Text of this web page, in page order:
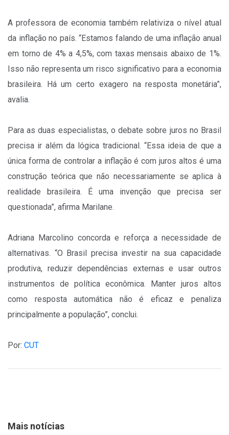
A professora de economia também relativiza o nível atual
da inflação no país. “Estamos falando de uma inflação anual
em torno de 4% a 4,5%, com taxas mensais abaixo de 1%.
Isso não representa um risco significativo para a economia
brasileira. Há um certo exagero na resposta monetária”,
avalia.
Para as duas especialistas, o debate sobre juros no Brasil
precisa ir além da lógica tradicional. “Essa ideia de que a
única forma de controlar a inflação é com juros altos é uma
construção teórica que não necessariamente se aplica à
realidade brasileira. É uma invenção que precisa ser
questionada”, afirma Marilane.
Adriana Marcolino concorda e reforça a necessidade de
alternativas. “O Brasil precisa investir na sua capacidade
produtiva, reduzir dependências externas e usar outros
instrumentos de política econômica. Manter juros altos
como resposta automática não é eficaz e penaliza
principalmente a população”, conclui.
Por: CUT
Mais notícias